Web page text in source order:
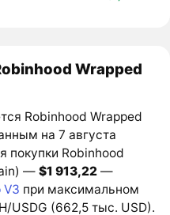
Wrapped
Robinhood Wrapped
на 7 августа
покупки Robinhood
—$1 913,22 —
V3 при максимальном
USDG (662,5 тыс. USD).